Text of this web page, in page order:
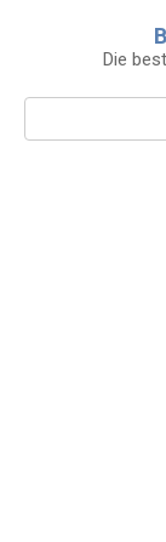
Die
Search: